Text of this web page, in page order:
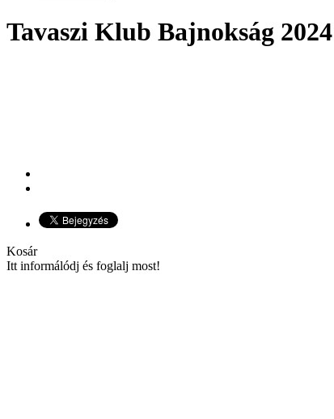
Tavaszi Klub Bajnokság 2024
Kosár
Itt informálódj és foglalj most!